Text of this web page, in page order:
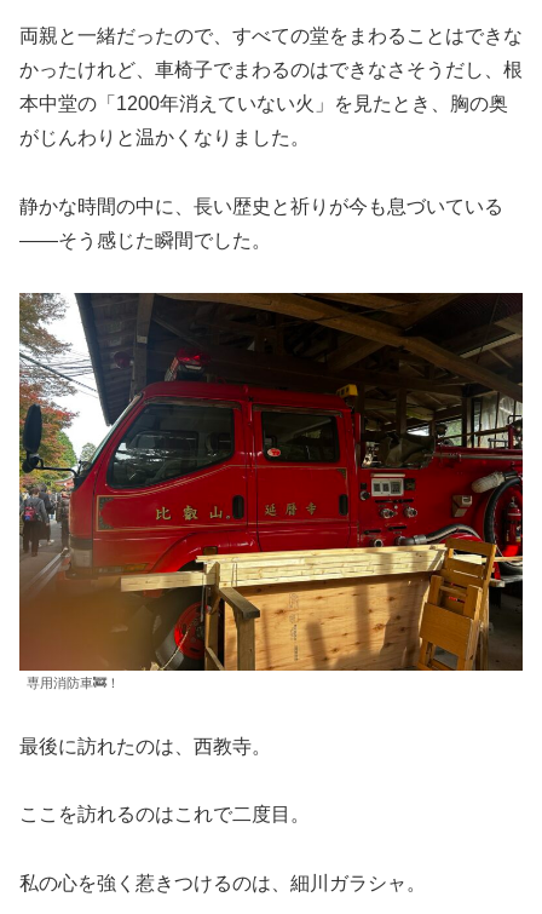
両親と一緒だったので、すべての堂をまわることはできな
かったけれど、車椅子でまわるのはできなさそうだし、根
本中堂の「1200年消えていない火」を見たとき、胸の奥
がじんわりと温かくなりました。
静かな時間の中に、長い歴史と祈りが今も息づいている
――そう感じた瞬間でした。
専用消防車🚒！
最後に訪れたのは、西教寺。
ここを訪れるのはこれで二度目。
私の心を強く惹きつけるのは、細川ガラシャ。